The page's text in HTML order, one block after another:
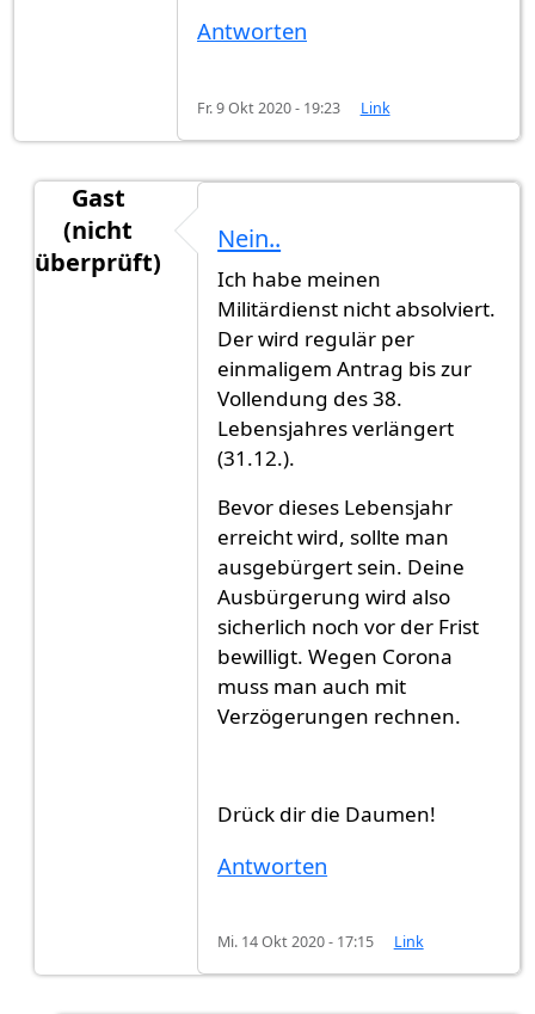
Antworten
Fr. 9 Okt 2020 - 19:23 Link
Gast
(nicht
überprüft)
Guten Abend,Danke für die…
Nein..
Ich habe meinen
Militärdienst nicht absolviert.
Der wird regulär per
einmaligem Antrag bis zur
Vollendung des 38.
Lebensjahres verlängert
(31.12.).
Bevor dieses Lebensjahr
erreicht wird, sollte man
ausgebürgert sein. Deine
Ausbürgerung wird also
sicherlich noch vor der Frist
bewilligt. Wegen Corona
muss man auch mit
Verzögerungen rechnen.
Drück dir die Daumen!
Antworten
Mi. 14 Okt 2020 - 17:15 Link